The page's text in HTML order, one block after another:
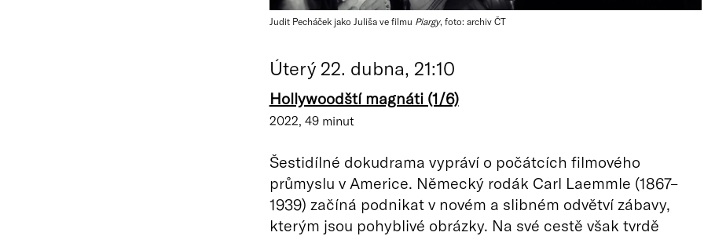
Judit Pecháček jako Juliša ve filmu Piargy, foto: archiv ČT
Úterý 22. dubna, 21:10
Hollywoodští magnáti (1/6)
2022, 49 minut
Šestidílné dokudrama vypráví o počátcích filmového
průmyslu v Americe. Německý rodák Carl Laemmle (1867–
1939) začíná podnikat v novém a slibném odvětví zábavy,
kterým jsou pohyblivé obrázky. Na své cestě však tvrdě